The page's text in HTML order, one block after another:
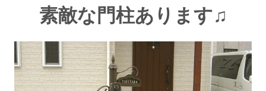
素敵な門柱あります♫